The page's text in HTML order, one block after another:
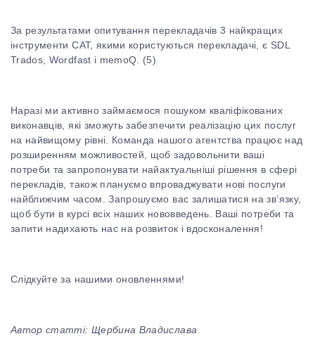
За результатами опитування перекладачів3 найкращих
інструменти CAT, якими користуються перекладачі, є SDL
Trados, Wordfast і memoQ. (5)
Наразі ми активно займаємося пошуком кваліфікованих
виконавців, які зможуть забезпечити реалізацію цих послуг
на найвищому рівні. Команда нашого агентства працює над
розширенням можливостей, щоб задовольнити ваші
потреби та запропонувати найактуальніші рішення в сфері
перекладів, також плануємо впроваджувати нові послуги
найближчим часом. Запрошуємо вас залишатися на зв’язку,
щоб бути в курсі всіх наших нововведень. Ваші потреби та
запити надихають нас на розвиток і вдосконалення!
Слідкуйте за нашими оновленнями!
Автор статті: Щербина Владислава